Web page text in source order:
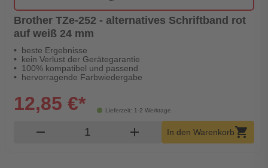
Brother TZe-252 - alternatives Schriftband rot
auf weiß 24 mm
beste Ergebnisse
kein Verlust der Gerätegarantie
100% kompatibel und passend
hervorragende Farbwiedergabe
Lieferzeit: 1-2 Werktage
12,85 €*
remove Produkt Warenkorb Menge
add In den Warenkorbshopping_cart